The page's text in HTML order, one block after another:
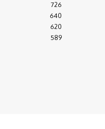
726
640
620
589